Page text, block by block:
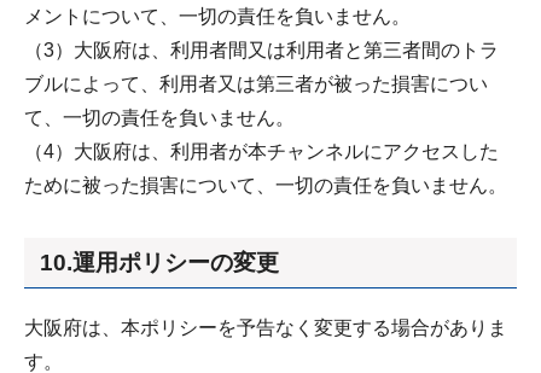
メントについて、一切の責任を負いません。
（3）大阪府は、利用者間又は利用者と第三者間のトラ
ブルによって、利用者又は第三者が被った損害につい
て、一切の責任を負いません。
（4）大阪府は、利用者が本チャンネルにアクセスした
ために被った損害について、一切の責任を負いません。
10.運用ポリシーの変更
大阪府は、本ポリシーを予告なく変更する場合がありま
す。